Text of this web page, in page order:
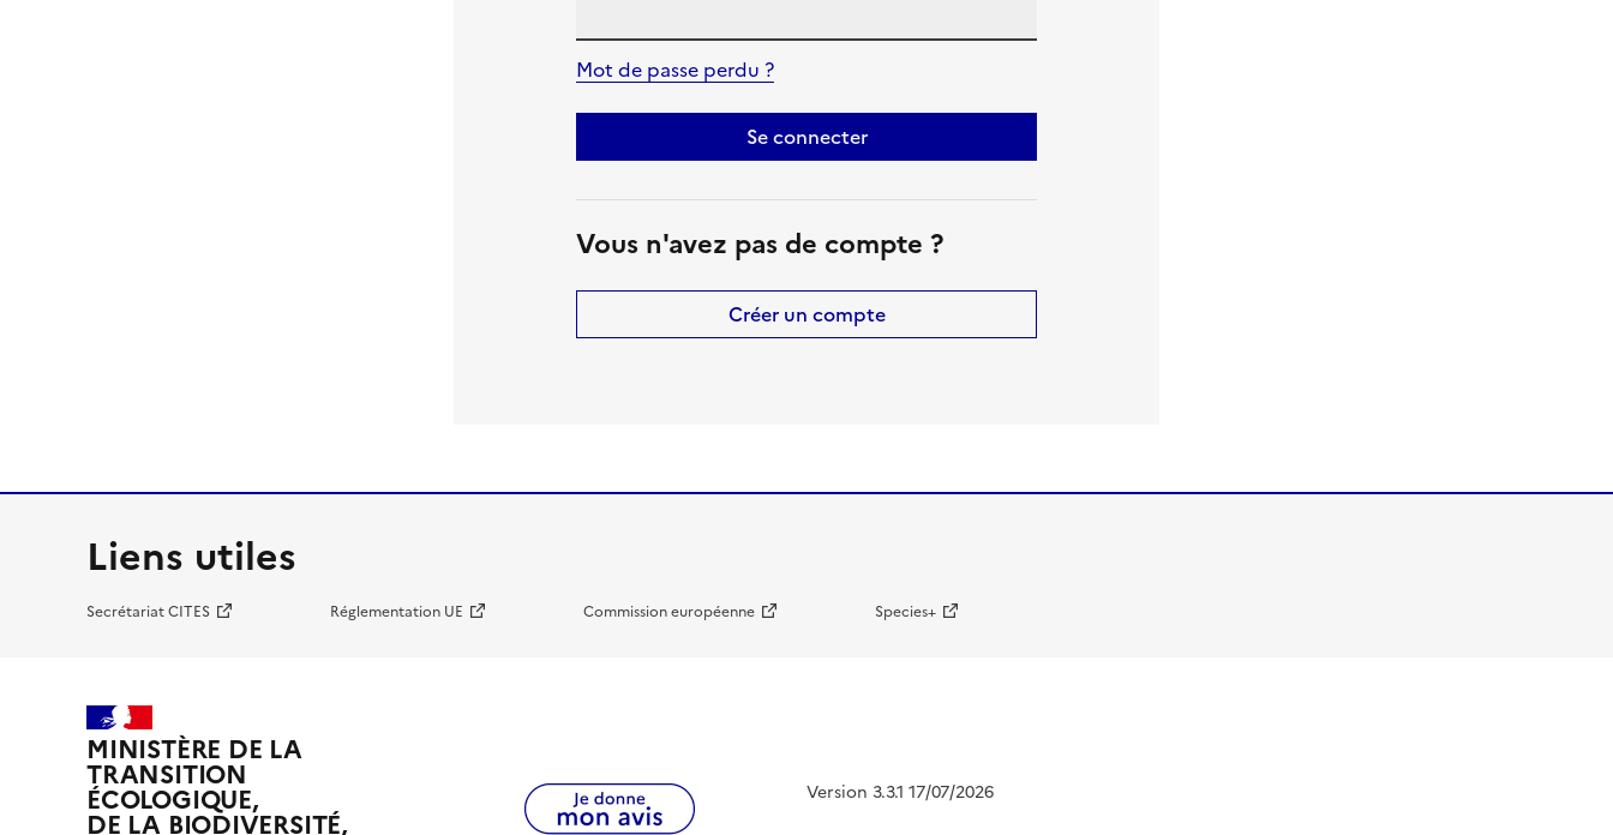
Mot de passe perdu ?
Se connecter
Vous n'avez pas de compte ?
Créer un compte
Liens utiles
Secrétariat CITES Réglementation UE Commission européenne Species+
MINISTÈRE DE LA
TRANSITION
ÉCOLOGIQUE,
DE LA BIODIVERSITÉ,
Version 3.3.1 17/07/2026